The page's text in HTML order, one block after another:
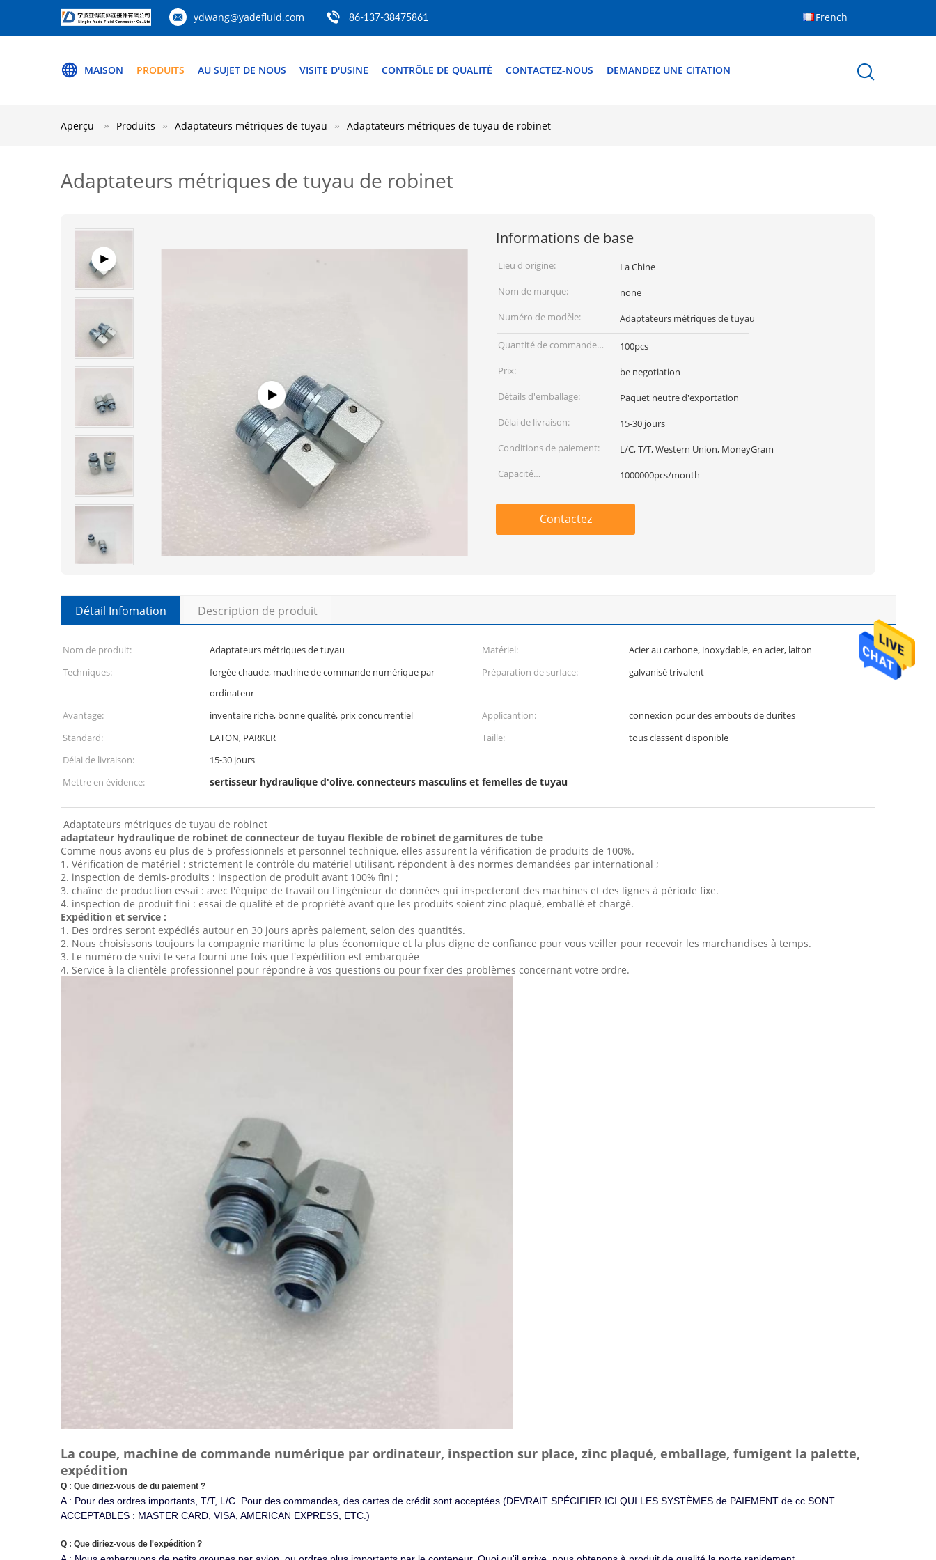
ydwang@yadefluid.com 86-137-38475861 French
MAISON PRODUITS AU SUJET DE NOUS VISITE D'USINE CONTRÔLE DE QUALITÉ CONTACTEZ-NOUS DEMANDEZ UNE CITATION
Aperçu Produits Adaptateurs métriques de tuyau Adaptateurs métriques de tuyau de robinet
Adaptateurs métriques de tuyau de robinet
Informations de base
Lieu d'origine:
La Chine
Nom de marque:
none
Numéro de modèle:
Adaptateurs métriques de tuyau
Quantité de commande
min:
100pcs
Prix:
be negotiation
Détails d'emballage:
Paquet neutre d'exportation
Délai de livraison:
15-30 jours
Conditions de paiement:
L/C, T/T, Western Union, MoneyGram
Capacité
1000000pcs/month
Contactez
Détail Infomation Description de produit
Nom de produit: Adaptateurs métriques de tuyau Matériel:
Acier au carbone, inoxydable, en acier, laiton
Techniques:
forgée chaude, machine de commande numérique par
ordinateur
Préparation de surface: galvanisé trivalent
Avantage: inventaire riche, bonne qualité, prix concurrentiel Applicantion:
connexion pour des embouts de durites
Standard:
EATON, PARKER Taille:
tous classent disponible
Délai de livraison:
15-30 jours
Mettre en évidence:
sertisseur hydraulique d'olive,connecteurs masculins et femelles de tuyau
Adaptateurs métriques de tuyau de robinet
adaptateur hydraulique de robinet de connecteur de tuyau flexible de robinet de garnitures de tube
Comme nous avons eu plus de 5 professionnels et personnel technique, elles assurent la vérification de produits de 100%.
1. Vérification de matériel : strictement le contrôle du matériel utilisant, répondent à des normes demandées par international ;
2. inspection de demis-produits : inspection de produit avant 100% fini ;
3. chaîne de production essai : avec l'équipe de travail ou l'ingénieur de données qui inspecteront des machines et des lignes à période fixe.
4. inspection de produit fini : essai de qualité et de propriété avant que les produits soient zinc plaqué, emballé et chargé.
Expédition et service :
1. Des ordres seront expédiés autour en 30 jours après paiement, selon des quantités.
2. Nous choisissons toujours la compagnie maritime la plus économique et la plus digne de confiance pour vous veiller pour recevoir les marchandises à temps.
3. Le numéro de suivi te sera fourni une fois que l'expédition est embarquée
4. Service à la clientèle professionnel pour répondre à vos questions ou pour fixer des problèmes concernant votre ordre.
La coupe, machine de commande numérique par ordinateur, inspection sur place, zinc plaqué, emballage, fumigent la palette,
expédition
Q : Que diriez-vous de du paiement ?
A : Pour des ordres importants, T/T, L/C. Pour des commandes, des cartes de crédit sont acceptées (DEVRAIT SPÉCIFIER ICI QUI LES SYSTÈMES de PAIEMENT de cc SONT
ACCEPTABLES : MASTER CARD, VISA, AMERICAN EXPRESS, ETC.)
Q : Que diriez-vous de l'expédition ?